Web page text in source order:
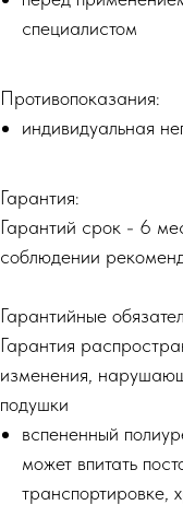
специалистом
Противопоказания:
индивидуальная
Гарантия:
Гарантий срок - 6
соблюдении
Гарантийные
Гарантия
изменения,
подушки
вспененный
может впитать
транспортировке,